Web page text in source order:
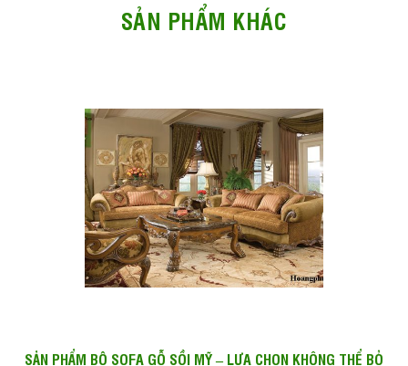
SẢN PHẨM KHÁC
SẢN PHẨM BỘ SOFA GỖ SỒI MỸ – LỰA CHỌN KHÔNG THỂ BỎ